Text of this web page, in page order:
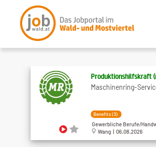
Produktionshilfskraft
Maschinenring-
Benefits (3)
Gewerbliche Berufe/
Wang | 06.08.2026